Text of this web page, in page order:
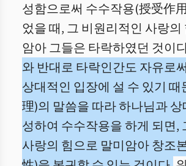
성함으로써 수수작용(授受作
었을 때, 그 비원리적인 사랑의
암아 그들은 타락하였던 것이
와 반대로 타락인간도 자유로
상대적인 입장에 설 수 있기 때
理)의 말씀을 따라 하나님과
성하여 수수작용을 하게 되면,
사랑의 힘으로 말미암아 창조